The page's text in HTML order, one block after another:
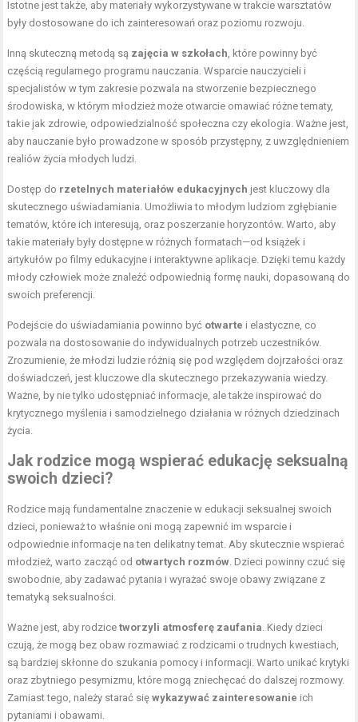
Istotne jest także, aby materiały wykorzystywane w trakcie warsztatów
były dostosowane do ich zainteresowań oraz poziomu rozwoju.
Inną skuteczną metodą są zajęcia w szkołach , które powinny być
częścią regularnego programu nauczania. Wsparcie nauczycieli i
specjalistów w tym zakresie pozwala na stworzenie bezpiecznego
środowiska, w którym młodzież może otwarcie omawiać różne tematy,
takie jak zdrowie, odpowiedzialność społeczna czy ekologia. Ważne jest,
aby nauczanie było prowadzone w sposób przystępny, z uwzględnieniem
realiów życia młodych ludzi.
Dostęp do rzetelnych materiałów edukacyjnych jest kluczowy dla
skutecznego uświadamiania. Umożliwia to młodym ludziom zgłębianie
tematów, które ich interesują, oraz poszerzanie horyzontów. Warto, aby
takie materiały były dostępne w różnych formatach—od książek i
artykułów po filmy edukacyjne i interaktywne aplikacje. Dzięki temu każdy
młody człowiek może znaleźć odpowiednią formę nauki, dopasowaną do
swoich preferencji.
Podejście do uświadamiania powinno być otwarte i elastyczne, co
pozwala na dostosowanie do indywidualnych potrzeb uczestników.
Zrozumienie, że młodzi ludzie różnią się pod względem dojrzałości oraz
doświadczeń, jest kluczowe dla skutecznego przekazywania wiedzy.
Ważne, by nie tylko udostępniać informacje, ale także inspirować do
krytycznego myślenia i samodzielnego działania w różnych dziedzinach
życia.
Jak rodzice mogą wspierać edukację seksualną
swoich dzieci?
Rodzice mają fundamentalne znaczenie w edukacji seksualnej swoich
dzieci, ponieważ to właśnie oni mogą zapewnić im wsparcie i
odpowiednie informacje na ten delikatny temat. Aby skutecznie wspierać
młodzież, warto zacząć od otwartych rozmów . Dzieci powinny czuć się
swobodnie, aby zadawać pytania i wyrażać swoje obawy związane z
tematyką seksualności.
Ważne jest, aby rodzicetworzyli atmosferę zaufania . Kiedy dzieci
czują, że mogą bez obaw rozmawiać z rodzicami o trudnych kwestiach,
są bardziej skłonne do szukania pomocy i informacji. Warto unikać krytyki
oraz zbytniego pesymizmu, które mogą zniechęcać do dalszej rozmowy.
Zamiast tego, należy starać sięwykazywać zainteresowanie ich
pytaniami i obawami.